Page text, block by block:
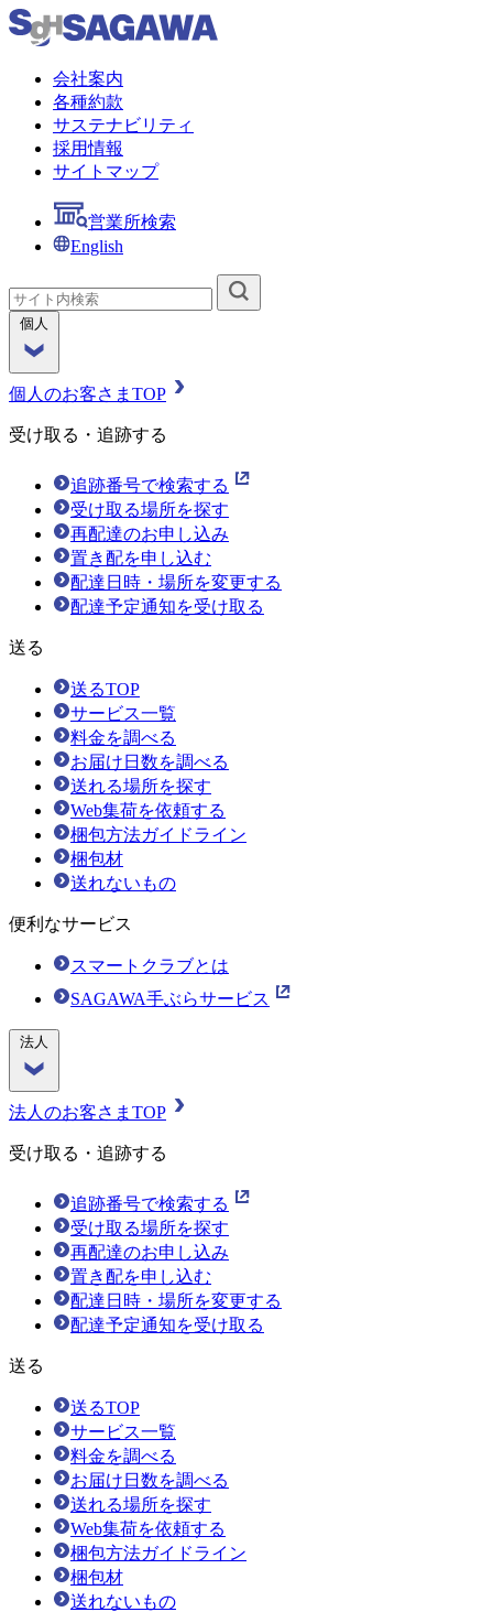
会社案内
各種約款
サステナビリティ
採用情報
サイトマップ
営業所検索
English
個人
個人のお客さまTOP
受け取る・追跡する
追跡番号で検索する
受け取る場所を探す
再配達のお申し込み
置き配を申し込む
配達日時・場所を変更する
配達予定通知を受け取る
送る
送るTOP
サービス一覧
料金を調べる
お届け日数を調べる
送れる場所を探す
Web集荷を依頼する
梱包方法ガイドライン
梱包材
送れないもの
便利なサービス
スマートクラブとは
SAGAWA手ぶらサービス
法人
法人のお客さまTOP
受け取る・追跡する
追跡番号で検索する
受け取る場所を探す
再配達のお申し込み
置き配を申し込む
配達日時・場所を変更する
配達予定通知を受け取る
送る
送るTOP
サービス一覧
料金を調べる
お届け日数を調べる
送れる場所を探す
Web集荷を依頼する
梱包方法ガイドライン
梱包材
送れないもの